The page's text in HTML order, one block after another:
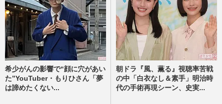
希少がんの影響で“顔に穴があい
た”YouTuber・もりひさん「夢
は諦めたくない...
朝ドラ『風、薫る』視聴率苦戦
の中「白衣なし＆素手」明治時
代の手術再現シーン、史実...